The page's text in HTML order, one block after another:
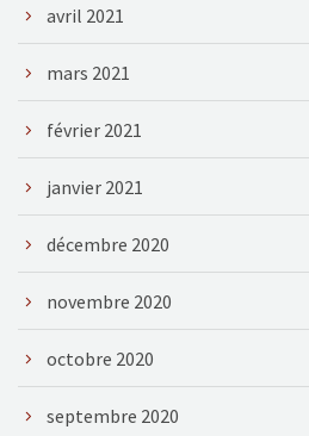
avril 2021
mars 2021
février 2021
janvier 2021
décembre 2020
novembre 2020
octobre 2020
septembre 2020